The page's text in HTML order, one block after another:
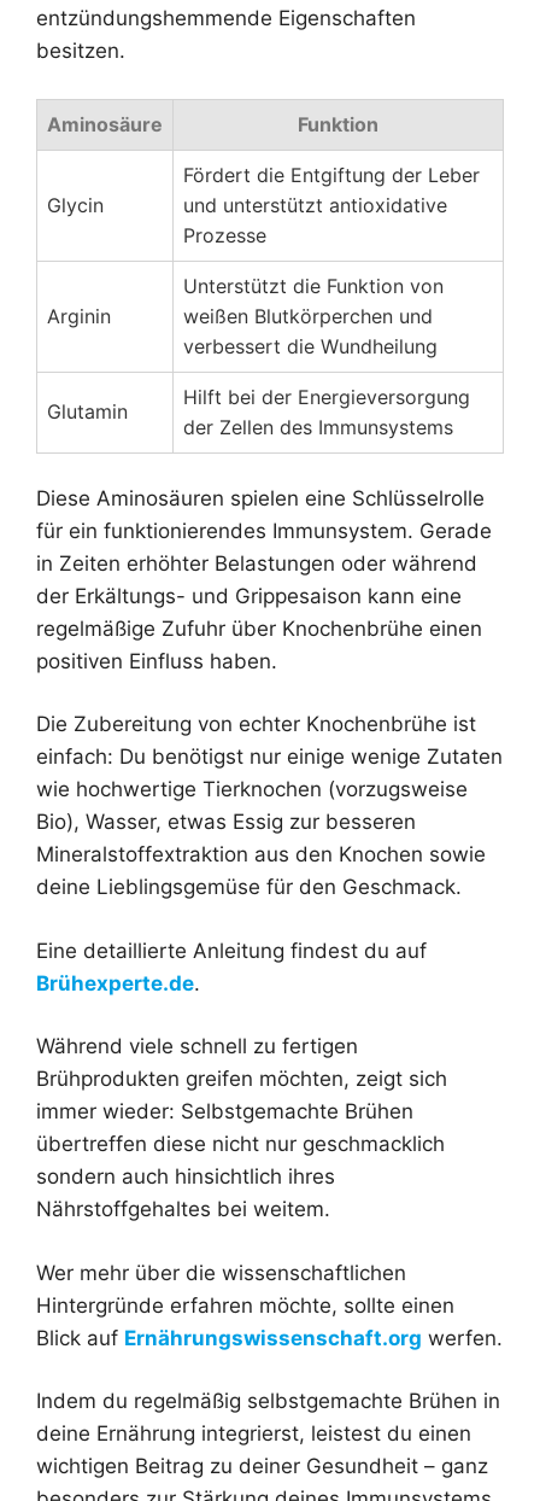
entzündungshemmende Eigenschaften
besitzen.
Aminosäure Funktion
Glycin
Fördert die Entgiftung der Leber
und unterstützt antioxidative
Prozesse
Arginin
Unterstützt die Funktion von
weißen Blutkörperchen und
verbessert die Wundheilung
Glutamin
Hilft bei der Energieversorgung
der Zellen des Immunsystems
Diese Aminosäuren spielen eine Schlüsselrolle
für ein funktionierendes Immunsystem. Gerade
in Zeiten erhöhter Belastungen oder während
der Erkältungs- und Grippesaison kann eine
regelmäßige Zufuhr über Knochenbrühe einen
positiven Einfluss haben.
Die Zubereitung von echter Knochenbrühe ist
einfach: Du benötigst nur einige wenige Zutaten
wie hochwertige Tierknochen (vorzugsweise
Bio), Wasser, etwas Essig zur besseren
Mineralstoffextraktion aus den Knochen sowie
deine Lieblingsgemüse für den Geschmack.
Eine detaillierte Anleitung findest du auf
Brühexperte.de.
Während viele schnell zu fertigen
Brühprodukten greifen möchten, zeigt sich
immer wieder: Selbstgemachte Brühen
übertreffen diese nicht nur geschmacklich
sondern auch hinsichtlich ihres
Nährstoffgehaltes bei weitem.
Wer mehr über die wissenschaftlichen
Hintergründe erfahren möchte, sollte einen
Blick auf Ernährungswissenschaft.org werfen.
Indem du regelmäßig selbstgemachte Brühen in
deine Ernährung integrierst, leistest du einen
wichtigen Beitrag zu deiner Gesundheit – ganz